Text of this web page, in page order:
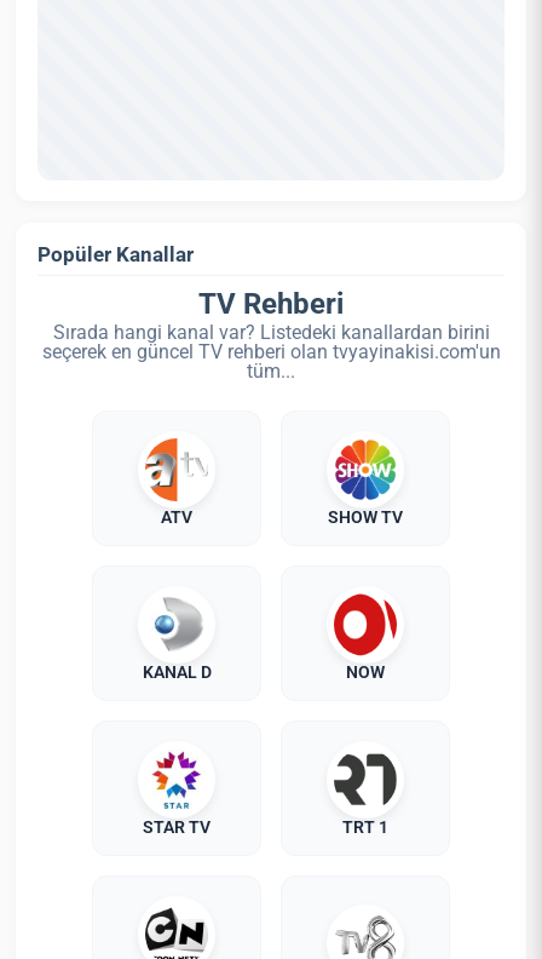
Popüler Kanallar
TV Rehberi
Sırada hangi kanal var? Listedeki kanallardan birini
seçerek en güncel TV rehberi olan tvyayinakisi.com'un
tüm...
ATV SHOW TV
KANAL D NOW
STAR TV TRT 1